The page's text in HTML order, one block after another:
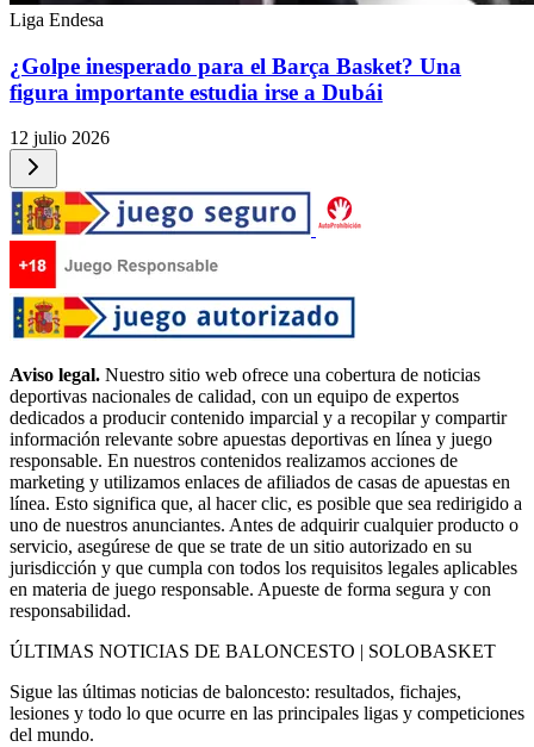
Liga Endesa
¿Golpe inesperado para el Barça Basket? Una
figura importante estudia irse a Dubái
12 julio 2026
Aviso legal. Nuestro sitio web ofrece una cobertura de noticias
deportivas nacionales de calidad, con un equipo de expertos
dedicados a producir contenido imparcial y a recopilar y compartir
información relevante sobre apuestas deportivas en línea y juego
responsable. En nuestros contenidos realizamos acciones de
marketing y utilizamos enlaces de afiliados de casas de apuestas en
línea. Esto significa que, al hacer clic, es posible que sea redirigido a
uno de nuestros anunciantes. Antes de adquirir cualquier producto o
servicio, asegúrese de que se trate de un sitio autorizado en su
jurisdicción y que cumpla con todos los requisitos legales aplicables
en materia de juego responsable. Apueste de forma segura y con
responsabilidad.
ÚLTIMAS NOTICIAS DE BALONCESTO | SOLOBASKET
Sigue las últimas noticias de baloncesto: resultados, fichajes,
lesiones y todo lo que ocurre en las principales ligas y competiciones
del mundo.